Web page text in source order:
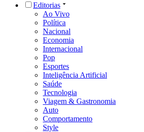
Editorias
Ao Vivo
Política
Nacional
Economia
Internacional
Pop
Esportes
Inteligência Artificial
Saúde
Tecnologia
Viagem & Gastronomia
Auto
Comportamento
Style